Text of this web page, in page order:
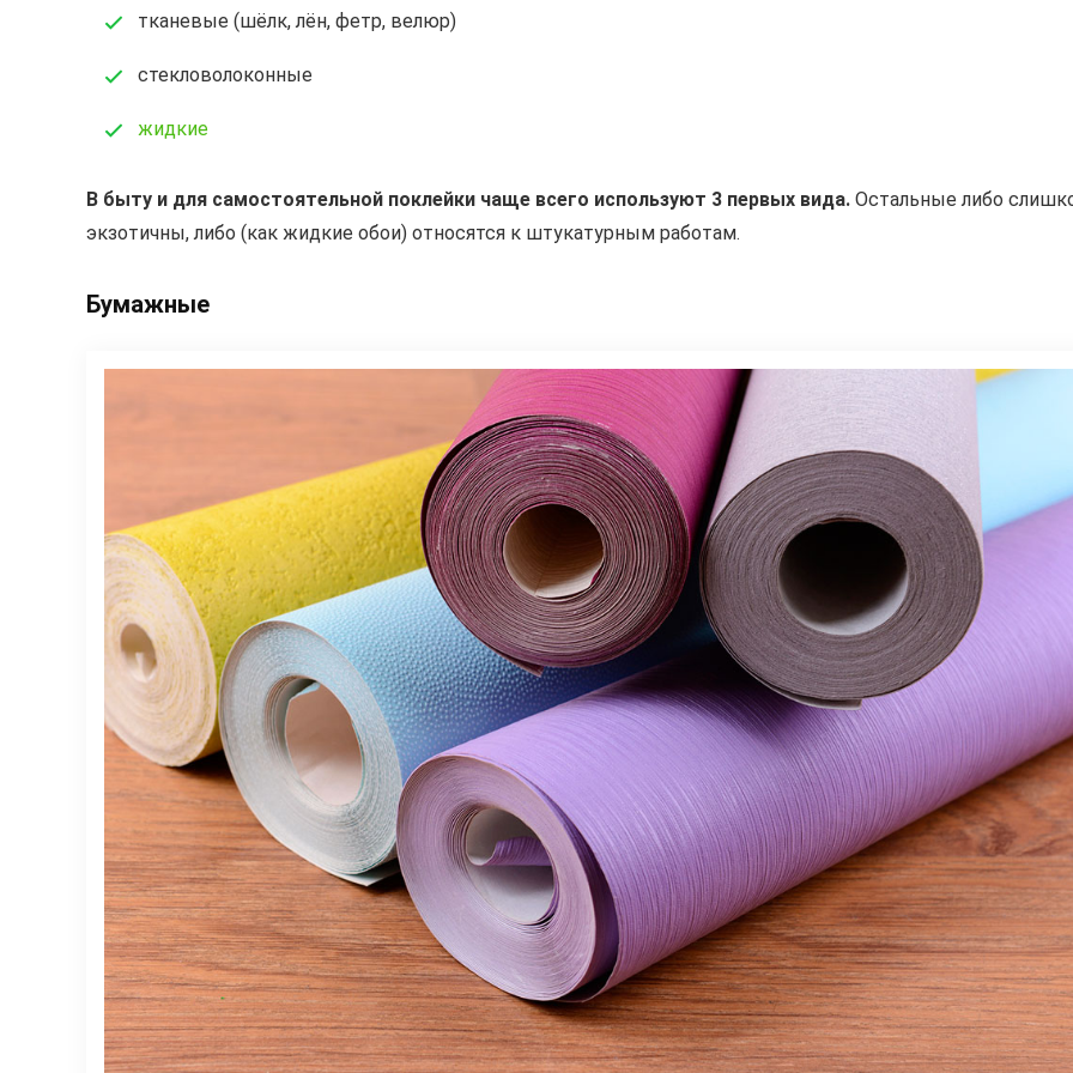
тканевые (шёлк, лён, фетр, велюр)
стекловолоконные
жидкие
В быту и для самостоятельной поклейки чаще всего используют 3 первых вида. Остальные либо
экзотичны, либо (как жидкие обои) относятся к штукатурным работам.
Бумажные